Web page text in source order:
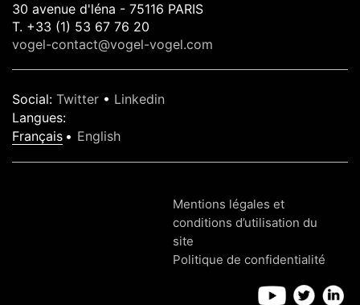
30 avenue d'léna - 75116 PARIS
T. +33 (1) 53 67 76 20
vogel-contact@vogel-vogel.com
Social: Twitter • Linkedin
Langues:
Français
English
Mentions légales et
conditions d’utilisation du
site
Politique de confidentialité